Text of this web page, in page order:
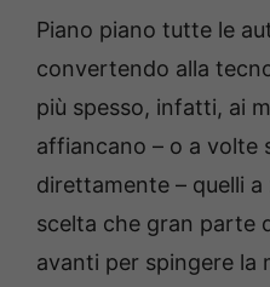
Piano piano tutte le
convertendo alla
più spesso, infatti, ai
affiancano – o a volte
direttamente – quelli
scelta che gran parte
avanti per spingere la